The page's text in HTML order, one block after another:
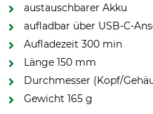
austauschbarer Akku
aufladbar über USB-C-
Aufladezeit 300 min
Länge 150 mm
Durchmesser (Kopf/
Gewicht 165 g